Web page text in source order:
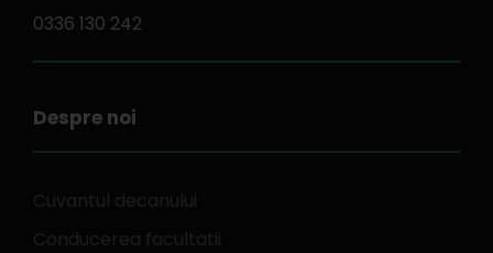
0336 130 242
Despre noi
Cuvantul decanului
Conducerea facultatii